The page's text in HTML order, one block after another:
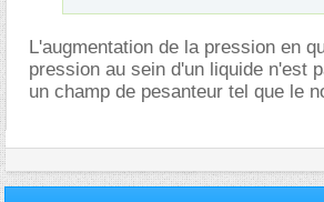
L'augmentation de la pression en
pression au sein d'un liquide n'est
un champ de pesanteur tel que le